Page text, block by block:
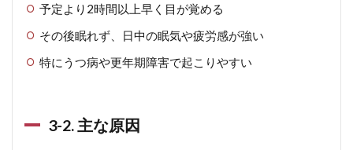
予定より2時間以上早く目が覚める
その後眠れず、日中の眠気や疲労感が強い
特にうつ病や更年期障害で起こりやすい
3-2. 主な原因